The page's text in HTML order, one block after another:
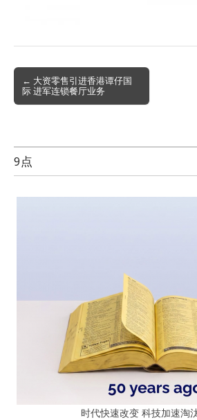
navigation
← 大资零售引进香港谭仔国
际 进军连锁餐厅业务
9点
时代快速改变 科技加速淘